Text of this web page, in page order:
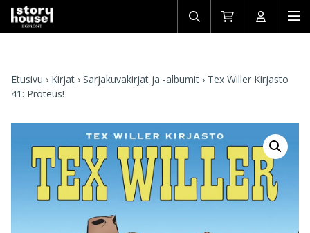
Avaa/sulje
haku
Siirry
ostoskoriin
Avaa/
Etusivu › Kirjat › Sarjakuvakirjat ja -albumit › Tex Willer Kirjasto
41: Proteus!